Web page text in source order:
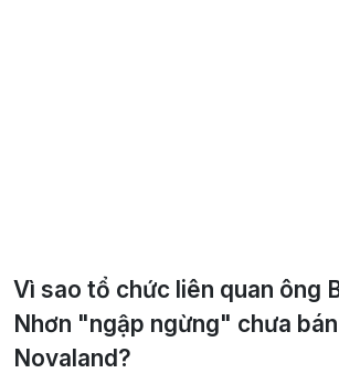
Vì sao tổ chức liên quan ông
Nhơn "ngập ngừng" chưa
Novaland?